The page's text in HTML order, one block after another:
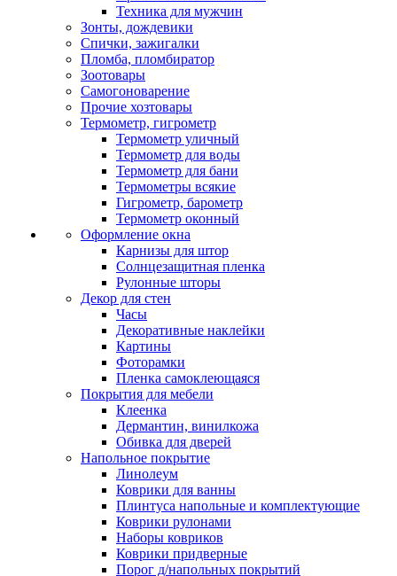
Техника для мужчин
Зонты, дождевики
Спички, зажигалки
Пломба, пломбиратор
Зоотовары
Самогоноварение
Прочие хозтовары
Термометр, гигрометр
Термометр уличный
Термометр для воды
Термометр для бани
Термометры всякие
Гигрометр, барометр
Термометр оконный
Оформление окна
Карнизы для штор
Солнцезащитная пленка
Рулонные шторы
Декор для стен
Часы
Декоративные наклейки
Картины
Фоторамки
Пленка самоклеющаяся
Покрытия для мебели
Клеенка
Дермантин, винилкожа
Обивка для дверей
Напольное покрытие
Линолеум
Коврики для ванны
Плинтуса напольные и комплектующие
Коврики рулонами
Наборы ковриков
Коврики придверные
Порог д/напольных покрытий